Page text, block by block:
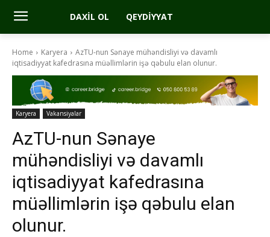
DAXIL OL QEYDIYYAT
Home Karyera
AzTU-nun Sənaye mühəndisliyi və davamlı
iqtisadiyyat kafedrasına müəllimlərin işə qəbulu elan olunur.
Karyera Vakansiyalar
AzTU-nun Sənaye
mühəndisliyi və davamlı
iqtisadiyyat kafedrasına
müəllimlərin işə qəbulu elan
olunur.